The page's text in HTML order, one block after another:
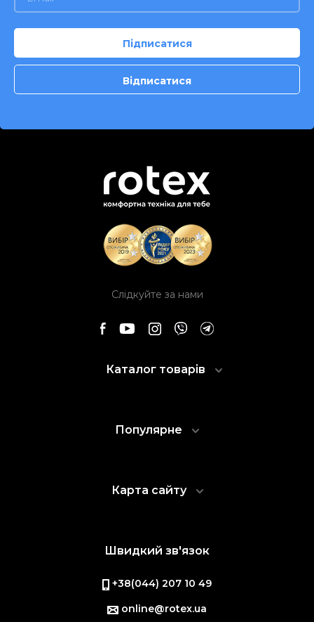
Слідкуйте за нами
Каталог товарів
Популярне
Карта сайту
Швидкий зв'язок
+38(044) 207 10 49
online@rotex.ua